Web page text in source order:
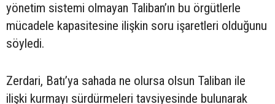
yönetim sistemi olmayan Taliban’ın bu örgütlerle
mücadele kapasitesine ilişkin soru işaretleri olduğunu
söyledi.
Zerdari, Batı’ya sahada ne olursa olsun Taliban ile
ilişki kurmayı sürdürmeleri tavsiyesinde bulunarak